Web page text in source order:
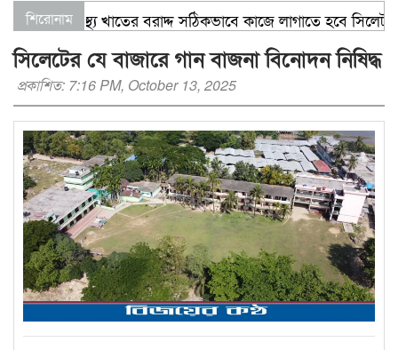
শিরোনামস্বাস্থ্য খাতের বরাদ্দ সঠিকভাবে কাজে লাগাতে হবে
সিলেটের যে বাজারে গান বাজনা বিনোদন নিষিদ্ধ
প্রকাশিত: 7:16 PM, October 13, 2025